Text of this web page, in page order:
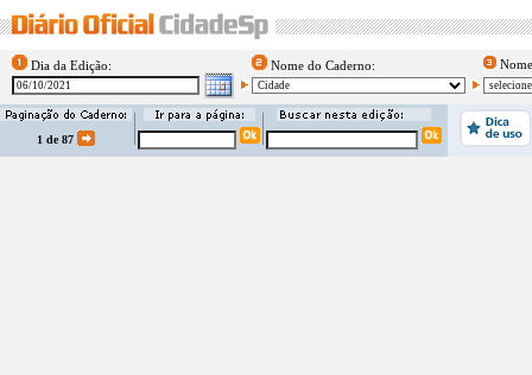
Dia da Edição: Nome do Caderno:
1 de 87